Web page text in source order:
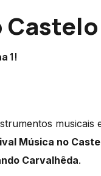
1!
musicais
Música no
Carvalhêda.